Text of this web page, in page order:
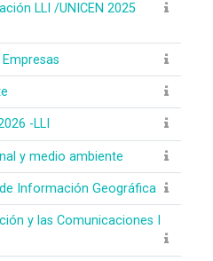
LLI /UNICEN 2025
-LLI
y medio ambiente
Información Geográfica
y las Comunicaciones I